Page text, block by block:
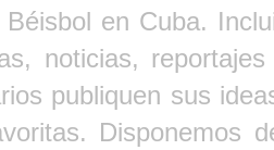
en Cuba.
noticias,
publiquen sus
Disponemos